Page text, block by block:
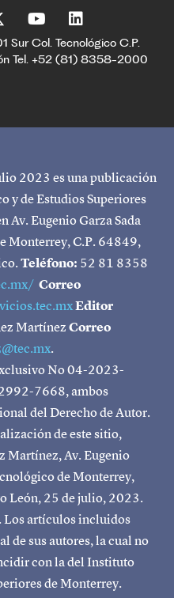
Sur Col. Tecnológico C.P.
Tel. +52 (81) 8358-2000
2023 es una publicación
y de Estudios Superiores
Eugenio Garza Sada
Monterrey, C.P. 64849,
Teléfono: 52 81 8358
Correo
Editor
MartínezCorreo
.
No 04-2023-
7668, ambos
del Derecho de Autor.
de este sitio,
Martínez, Av. Eugenio
de Monterrey,
León, 25 de julio, 2023.
Los artículos incluidos
de sus autores, la cual no
con la del Instituto
de Monterrey.